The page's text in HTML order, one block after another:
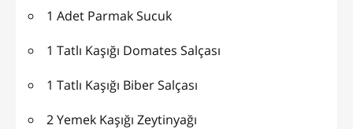
1 Adet Parmak Sucuk
1 Tatlı Kaşığı Domates Salçası
1 Tatlı Kaşığı Biber Salçası
2 Yemek Kaşığı Zeytinyağı